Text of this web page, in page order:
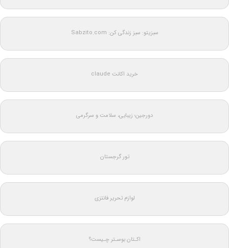
سبزیتو: سبز زندگی کن: Sabzito.com
خرید اکانت claude
دورجین؛ زیبایی، سلامت و سرگرمی
تور گرجستان
لوازم تحریر فانتزی
اکـتان بوسـتر چـیست؟